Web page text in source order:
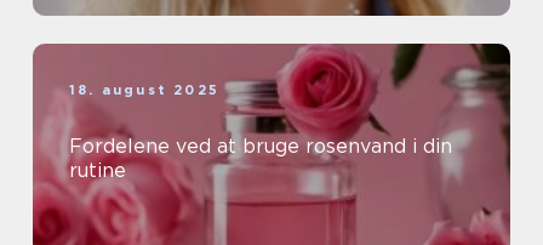
18. august 2025
Fordelene ved at bruge rosenvand i din
rutine